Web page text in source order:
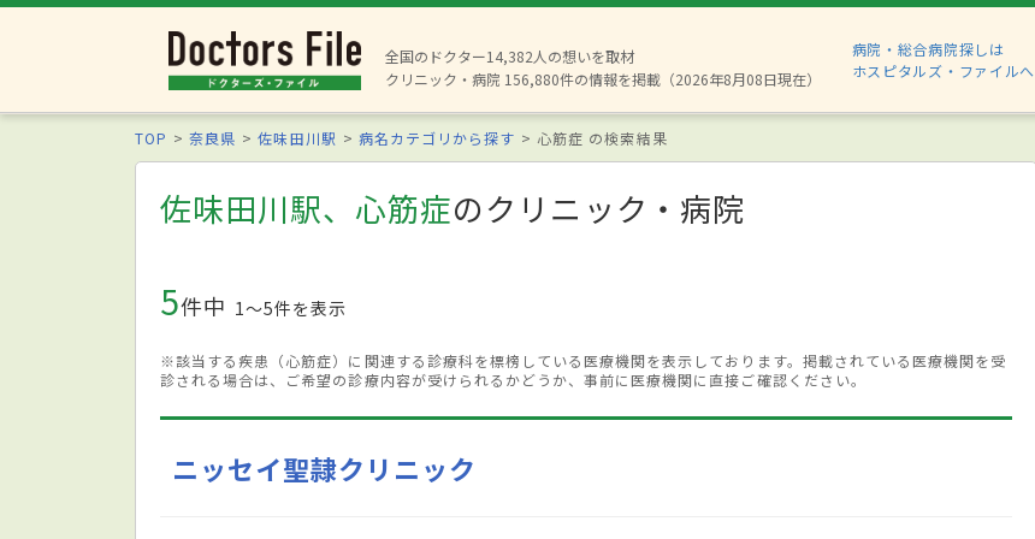
全国のドクター14,382人の想いを取材
クリニック・病院 156,880件の情報を掲載（2026年8月08日現在）
病院・総合病院探しは
ホスピタルズ・ファイルへ
TOP 奈良県 佐味田川駅 病名カテゴリから探す 心筋症 の検索結果
佐味田川駅、心筋症のクリニック・病院
5件中 1〜5件を表示
※該当する疾患（心筋症）に関連する診療科を標榜している医療機関を表示しております。掲載されている医療機関を受
診される場合は、ご希望の診療内容が受けられるかどうか、事前に医療機関に直接ご確認ください。
ニッセイ聖隷クリニック